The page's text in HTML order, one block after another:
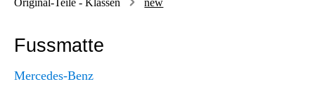
Original-Teile - Klassen new
Fussmatte
Mercedes-Benz